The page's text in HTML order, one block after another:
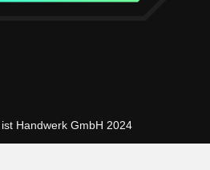
Handwerk GmbH 2024